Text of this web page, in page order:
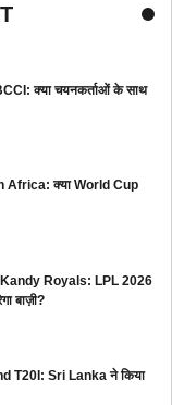
क्या चयनकर्ताओं के साथ
Africa: क्या World Cup
Royals: LPL 2026
बाज़ी?
T20I: Sri Lanka ने किया